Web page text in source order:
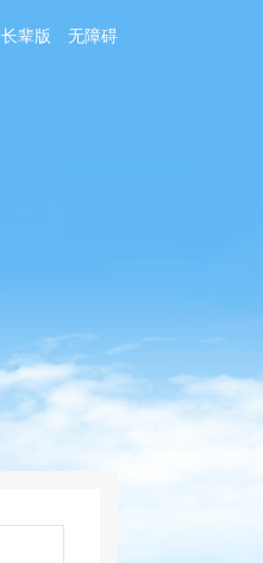
长辈版 无障碍